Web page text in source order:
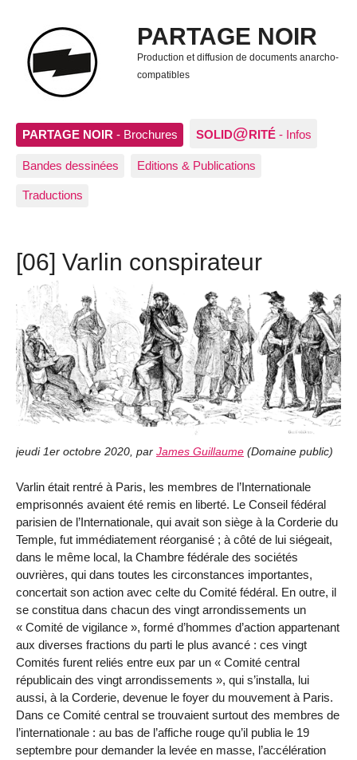
PARTAGE NOIR
Production et diffusion de documents anarcho-
compatibles
PARTAGE NOIR - Brochures SOLID@RITÉ - Infos
Bandes dessinées Editions & Publications
Traductions
[06] Varlin conspirateur
jeudi 1er octobre 2020, par James Guillaume (Domaine public)
Varlin était rentré à Paris, les membres de l’Internationale
emprisonnés avaient été remis en liberté. Le Conseil fédéral
parisien de l’Internationale, qui avait son siège à la Corderie du
Temple, fut immédiatement réorganisé ; à côté de lui siégeait,
dans le même local, la Chambre fédérale des sociétés
ouvrières, qui dans toutes les circonstances importantes,
concertait son action avec celte du Comité fédéral. En outre, il
se constitua dans chacun des vingt arrondissements un
« Comité de vigilance », formé d’hommes d’action appartenant
aux diverses fractions du parti le plus avancé : ces vingt
Comités furent reliés entre eux par un « Comité central
républicain des vingt arrondissements », qui s’installa, lui
aussi, à la Corderie, devenue le foyer du mouvement à Paris.
Dans ce Comité central se trouvaient surtout des membres de
l’internationale : au bas de l’affiche rouge qu’il publia le 19
septembre pour demander la levée en masse, l’accélération